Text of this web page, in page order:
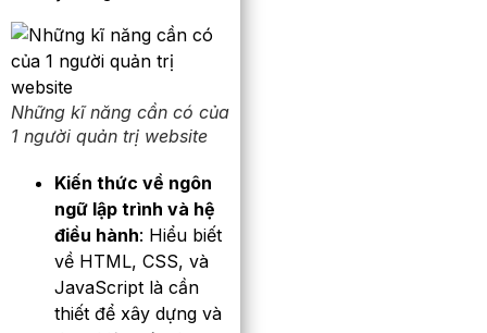
Những kĩ năng cần có của
1 người quản trị website
Kiến thức về ngôn
ngữ lập trình và hệ
điều hành: Hiểu biết
về HTML, CSS, và
JavaScript là cần
thiết để xây dựng và